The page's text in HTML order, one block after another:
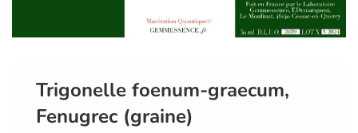
Trigonelle foenum-graecum,
Fenugrec (graine)